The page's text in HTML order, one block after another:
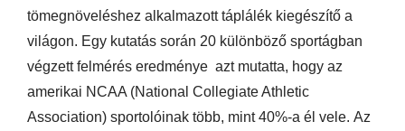
tömegnöveléshez alkalmazott táplálék kiegészítő a
világon. Egy kutatás során 20 különböző sportágban
végzett felmérés eredménye azt mutatta, hogy az
amerikai NCAA (National Collegiate Athletic
Association) sportolóinak több, mint 40%-a él vele. Az